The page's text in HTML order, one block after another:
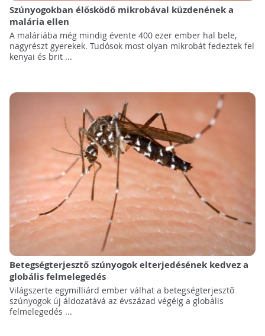
Szúnyogokban élősködő mikrobával küzdenének a
malária ellen
A maláriába még mindig évente 400 ezer ember hal bele,
nagyrészt gyerekek. Tudósok most olyan mikrobát fedeztek fel
kenyai és brit ...
Betegségterjesztő szúnyogok elterjedésének kedvez a
globális felmelegedés
Világszerte egymilliárd ember válhat a betegségterjesztő
szúnyogok új áldozatává az évszázad végéig a globális
felmelegedés ...